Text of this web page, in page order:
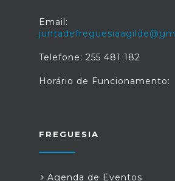
fundoambiental.pt/apoios-
eficiencia.aspx
Email:
Telefone: 255 481 182
Horário de Funcionamento:
FREGUESIA
Agenda de Eventos